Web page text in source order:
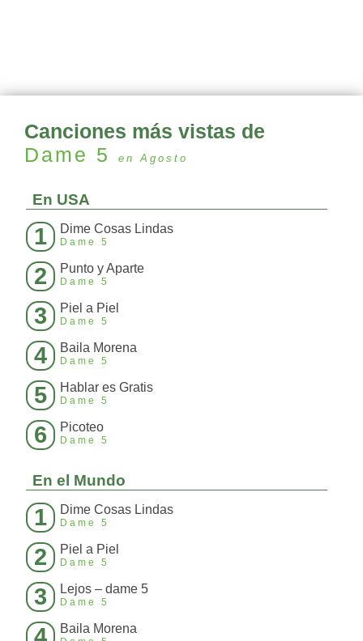
Canciones más vistas de
Dame 5
en Agosto
En USA
1 Dime Cosas Lindas
Dame 5
2 Punto y Aparte
Dame 5
3 Piel a Piel
Dame 5
4 Baila Morena
Dame 5
5 Hablar es Gratis
Dame 5
6 Picoteo
Dame 5
En el Mundo
1 Dime Cosas Lindas
Dame 5
2 Piel a Piel
Dame 5
3 Lejos – dame 5
Dame 5
Baila Morena